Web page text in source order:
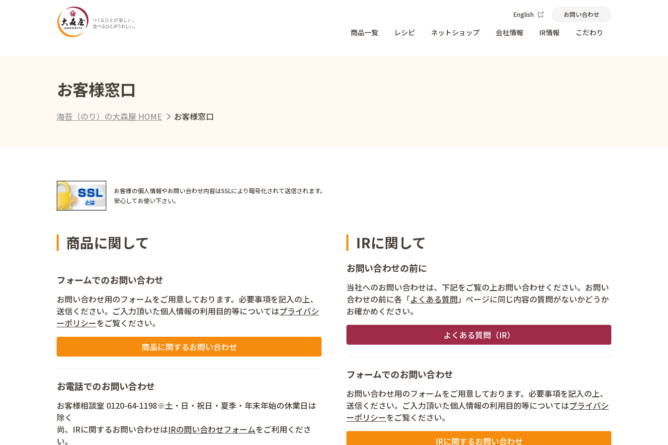
English お問い合わせ
商品一覧 レシピ ネットショップ 会社情報 IR情報 こだわり
お客様窓口
海苔（のり）の大森屋 HOME お客様窓口
お客様の個人情報やお問い合わせ内容はSSLにより暗号化されて送信されます。
安心してお使い下さい。
商品に関して
フォームでのお問い合わせ
お問い合わせ用のフォームをご用意しております。必要事項を記入の上、
送信ください。ご入力頂いた個人情報の利用目的等についてはプライバシ
ーポリシーをご覧ください。
商品に関するお問い合わせ
お電話でのお問い合わせ
お客様相談室 0120-64-1198※土・日・祝日・夏季・年末年始の休業日は
除く
尚、IRに関するお問い合わせはIRの問い合わせフォームをご利用くださ
い。
IRに関して
お問い合わせの前に
当社へのお問い合わせは、下記をご覧の上お問い合わせください。お問い
合わせの前に各「よくある質問」ページに同じ内容の質問がないかどうか
お確かめください。
よくある質問（IR）
フォームでのお問い合わせ
お問い合わせ用のフォームをご用意しております。必要事項を記入の上、
送信ください。ご入力頂いた個人情報の利用目的等についてはプライバシ
ーポリシーをご覧ください。
IRに関するお問い合わせ